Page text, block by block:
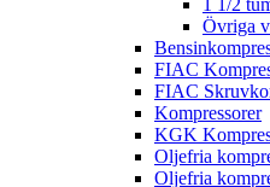
1 1/2
Övriga
FIAC
FIAC
Kompressorer
KGK
Oljefria
Oljefria